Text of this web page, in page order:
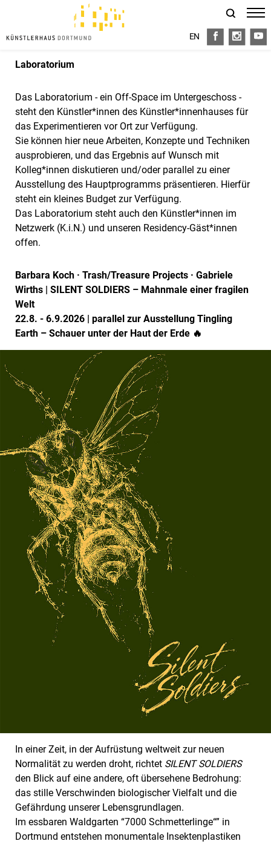
EN FB I Y
Laboratorium
Das Laboratorium - ein Off-Space im Untergeschoss -
steht den Künstler*innen des Künstler*innenhauses für
das Experimentieren vor Ort zur Verfügung.
Sie können hier neue Arbeiten, Konzepte und Techniken
ausprobieren, und das Ergebnis auf Wunsch mit
Kolleg*innen diskutieren und/oder parallel zu einer
Ausstellung des Hauptprogramms präsentieren. Hierfür
steht ein kleines Budget zur Verfügung.
Das Laboratorium steht auch den Künstler*innen im
Netzwerk (K.i.N.) und unseren Residency-Gäst*innen
offen.
Barbara Koch · Trash/Treasure Projects · Gabriele
Wirths | SILENT SOLDIERS – Mahnmale einer fragilen
Welt
22.8. - 6.9.2026 | parallel zur Ausstellung Tingling
Earth – Schauer unter der Haut der Erde 🔥
In einer Zeit, in der Aufrüstung weltweit zur neuen
Normalität zu werden droht, richtet SILENT SOLDIERS
den Blick auf eine andere, oft übersehene Bedrohung:
das stille Verschwinden biologischer Vielfalt und die
Gefährdung unserer Lebensgrundlagen.
Im essbaren Waldgarten “7000 Schmetterlinge“” in
Dortmund entstehen monumentale Insektenplastiken